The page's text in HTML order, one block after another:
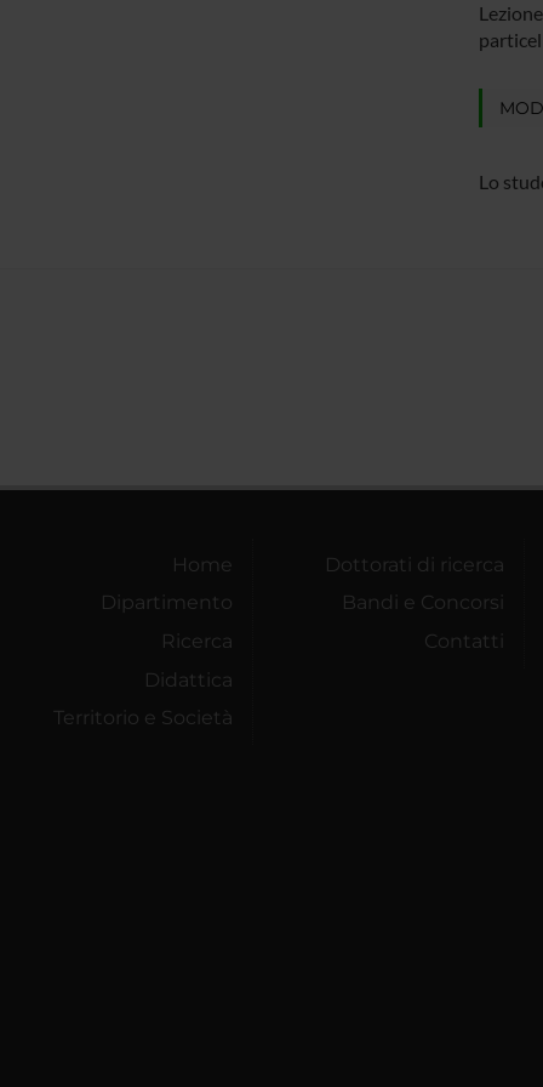
Lo
Home
Dipartimento
Ricerca
Didattica
Territorio e Società
Dottorati di ricerca
Bandi e Concorsi
Contatti